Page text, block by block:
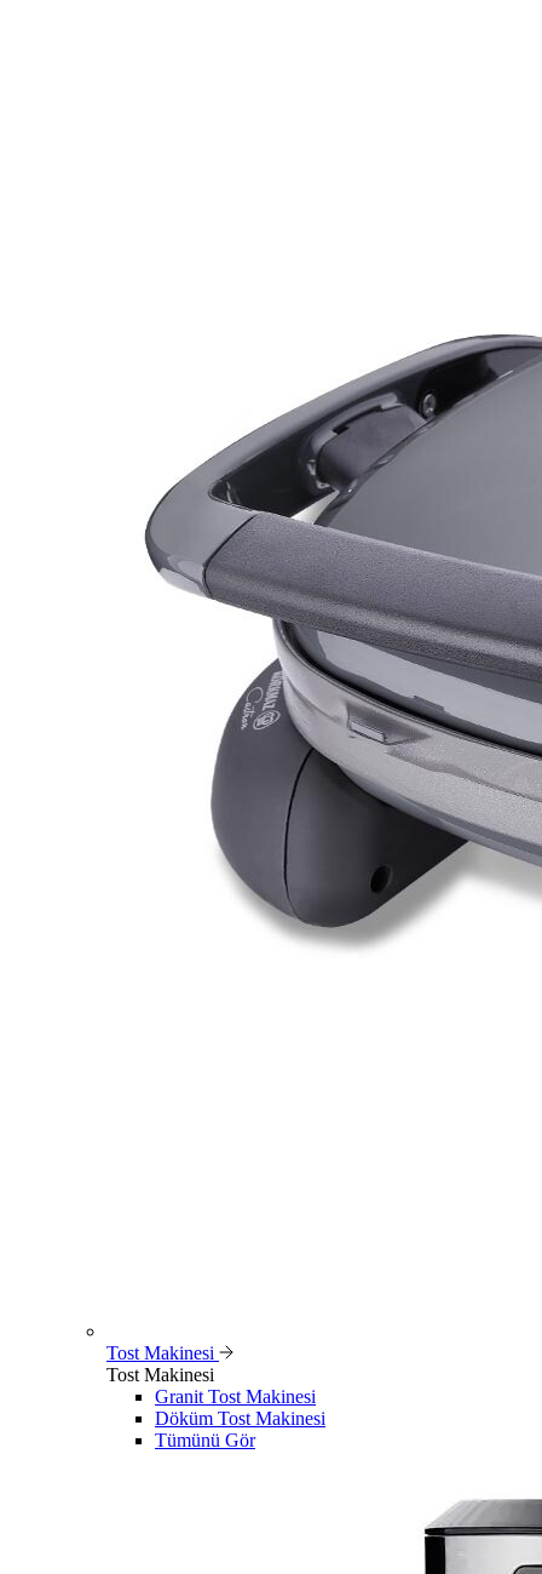
Tost Makinesi
Tost Makinesi
Granit Tost Makinesi
Döküm Tost Makinesi
Tümünü Gör